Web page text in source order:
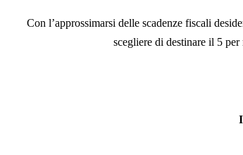
Con l’approssimarsi delle scadenze fiscali
scegliere di destinare il 5